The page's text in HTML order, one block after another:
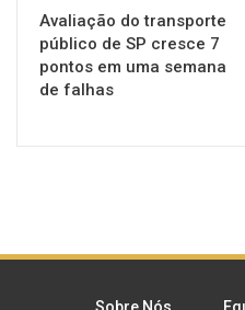
Avaliação do transporte
público de SP cresce 7
pontos em uma semana
de falhas